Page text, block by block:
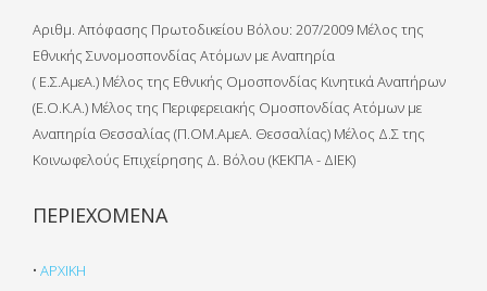
Αριθμ. Απόφασης Πρωτοδικείου Βόλου: 207/2009 Μέλος της
Εθνικής Συνομοσπονδίας Ατόμων με Αναπηρία
( Ε.Σ.ΑμεΑ.) Μέλος της Εθνικής Ομοσπονδίας Κινητικά Αναπήρων
(Ε.Ο.Κ.Α.) Μέλος της Περιφερειακής Ομοσπονδίας Ατόμων με
Αναπηρία Θεσσαλίας (Π.ΟΜ.ΑμεΑ. Θεσσαλίας) Μέλος Δ.Σ της
Κοινωφελούς Επιχείρησης Δ. Βόλου (ΚΕΚΠΑ - ΔΙΕΚ)
ΠΕΡΙΕΧΟΜΕΝΑ
• ΑΡΧΙΚΗ